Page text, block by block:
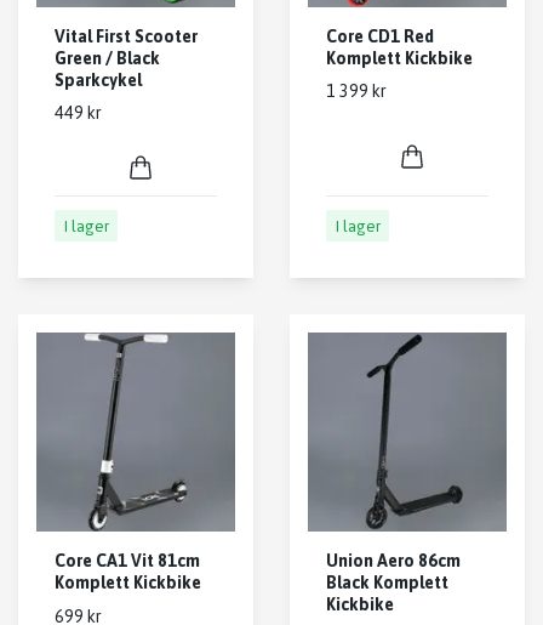
Vital First Scooter
Green / Black
Sparkcykel
449 kr
I lager
Core CD1 Red
Komplett Kickbike
1 399 kr
I lager
Core CA1 Vit 81cm
Komplett Kickbike
699 kr
Union Aero 86cm
Black Komplett
Kickbike